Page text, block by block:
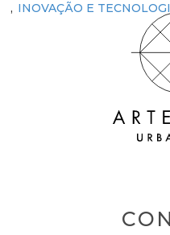
INOVAÇÃO E